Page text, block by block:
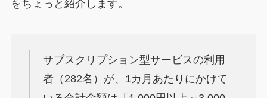
をちょっと紹介します。
サブスクリプション型サービスの利用
者（282名）が、1カ月あたりにかけて